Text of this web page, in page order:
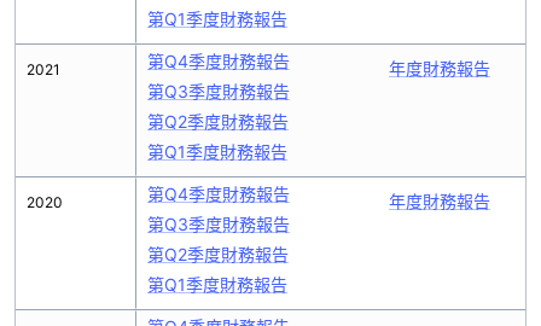
2021
2020
第Q1季度財務報告
第Q4季度財務報告
第Q3季度財務報告
第Q2季度財務報告
第Q1季度財務報告
年度財務報告
第Q4季度財務報告
第Q3季度財務報告
第Q2季度財務報告
第Q1季度財務報告
年度財務報告